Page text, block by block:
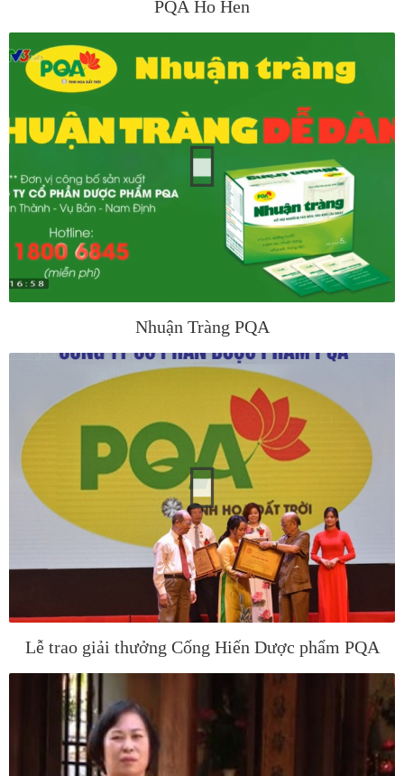
PQA Ho Hen
Nhuận Tràng PQA
Lễ trao giải thưởng Cống Hiến Dược phẩm PQA